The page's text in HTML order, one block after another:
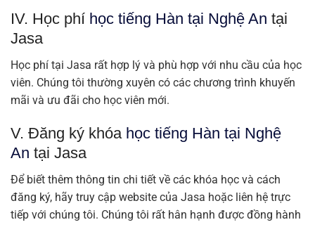
IV. Học phí học tiếng Hàn tại Nghệ An tại
Jasa
Học phí tại Jasa rất hợp lý và phù hợp với nhu cầu của học
viên. Chúng tôi thường xuyên có các chương trình khuyến
mãi và ưu đãi cho học viên mới.
V. Đăng ký khóa học tiếng Hàn tại Nghệ
An tại Jasa
Để biết thêm thông tin chi tiết về các khóa học và cách
đăng ký, hãy truy cập website của Jasa hoặc liên hệ trực
tiếp với chúng tôi. Chúng tôi rất hân hạnh được đồng hành